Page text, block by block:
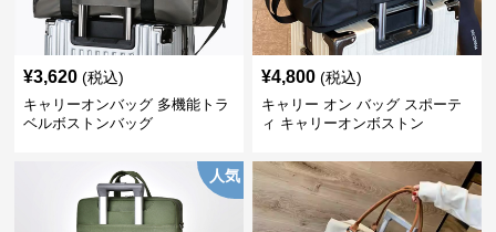
¥3,620 (税込)
キャリーオンバッグ 多機能トラ
ベルボストンバッグ
¥4,800 (税込)
キャリー オン バッグ スポーテ
ィ キャリーオンボストン
人気